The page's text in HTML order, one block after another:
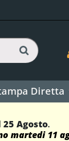
Diretta
25 Agosto.
martedi 11